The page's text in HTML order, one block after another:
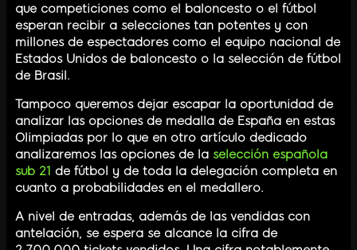
que competiciones como el baloncesto o el fútbol
esperan recibir a selecciones tan potentes y con
millones de espectadores como el equipo nacional de
Estados Unidos de baloncesto o la selección de fútbol
de Brasil.
Tampoco queremos dejar escapar la oportunidad de
analizar las opciones de medalla de España en estas
Olimpiadas por lo que en otro artículo dedicado
analizaremos las opciones de la selección española
sub 21 de fútbol y de toda la delegación completa en
cuanto a probabilidades en el medallero.
A nivel de entradas, además de las vendidas con
antelación, se espera se alcance la cifra de